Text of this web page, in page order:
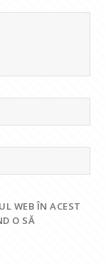
WEB ÎN ACEST
O SĂ